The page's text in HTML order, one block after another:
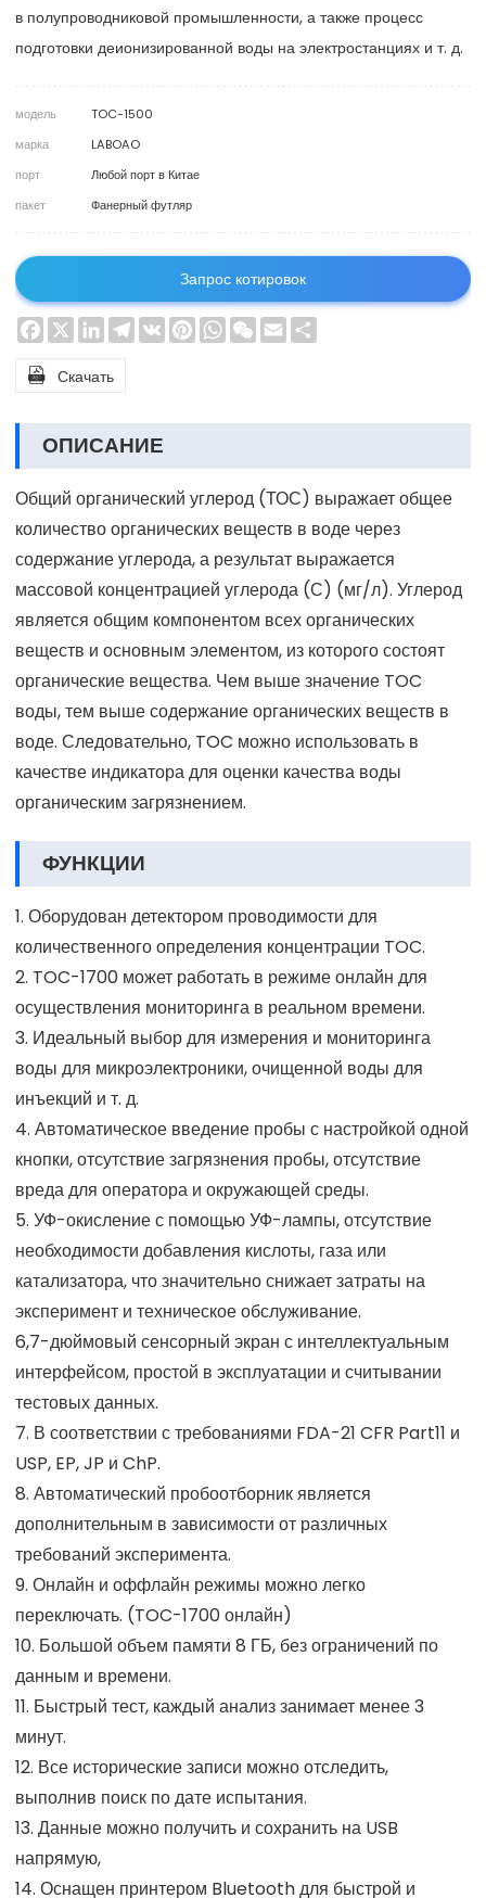
в полупроводниковой промышленности, а также процесс
подготовки деионизированной воды на электростанциях и т. д.
модель
TOC-1500
марка
LABOAO
порт
Любой порт в Китае
пакет
Фанерный футляр
Запрос котировок
Facebook
X LinkedInTelegram
VK PinterestWhatsApp
WeChat
Email
 Скачать
ОПИСАНИЕ
Общий органический углерод (ТОС) выражает общее
количество органических веществ в воде через
содержание углерода, а результат выражается
массовой концентрацией углерода (С) (мг/л). Углерод
является общим компонентом всех органических
веществ и основным элементом, из которого состоят
органические вещества. Чем выше значение TOC
воды, тем выше содержание органических веществ в
воде. Следовательно, TOC можно использовать в
качестве индикатора для оценки качества воды
органическим загрязнением.
ФУНКЦИИ
1. Оборудован детектором проводимости для
количественного определения концентрации TOC.
2. TOC-1700 может работать в режиме онлайн для
осуществления мониторинга в реальном времени.
3. Идеальный выбор для измерения и мониторинга
воды для микроэлектроники, очищенной воды для
инъекций и т. д.
4. Автоматическое введение пробы с настройкой одной
кнопки, отсутствие загрязнения пробы, отсутствие
вреда для оператора и окружающей среды.
5. УФ-окисление с помощью УФ-лампы, отсутствие
необходимости добавления кислоты, газа или
катализатора, что значительно снижает затраты на
эксперимент и техническое обслуживание.
6,7-дюймовый сенсорный экран с интеллектуальным
интерфейсом, простой в эксплуатации и считывании
тестовых данных.
7. В соответствии с требованиями FDA-21 CFR Part11 и
USP, EP, JP и ChP.
8. Автоматический пробоотборник является
дополнительным в зависимости от различных
требований эксперимента.
9. Онлайн и оффлайн режимы можно легко
переключать. (TOC-1700 онлайн)
10. Большой объем памяти 8 ГБ, без ограничений по
данным и времени.
11. Быстрый тест, каждый анализ занимает менее 3
минут.
12. Все исторические записи можно отследить,
выполнив поиск по дате испытания.
13. Данные можно получить и сохранить на USB
напрямую,
14. Оснащен принтером Bluetooth для быстрой и